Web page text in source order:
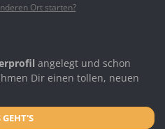
Ort starten?
angelegt und schon
Dir einen tollen, neuen
GEHT'S